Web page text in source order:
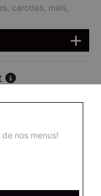
carottes, maïs,
nos menus!